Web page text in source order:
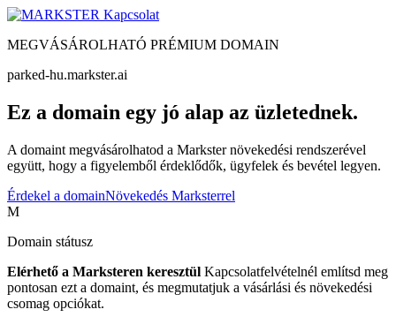
Kapcsolat
MEGVÁSÁROLHATÓ PRÉMIUM DOMAIN
parked-hu.markster.ai
Ez a domain egy jó alap az üzletednek.
A domaint megvásárolhatod a Markster növekedési rendszerével
együtt, hogy a figyelemből érdeklődők, ügyfelek és bevétel legyen.
Érdekel a domainNövekedés Marksterrel
M
Domain státusz
Elérhető a Marksteren keresztül Kapcsolatfelvételnél említsd meg
pontosan ezt a domaint, és megmutatjuk a vásárlási és növekedési
csomag opciókat.